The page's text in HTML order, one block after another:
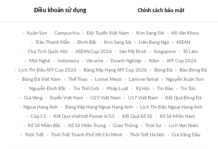
Điều khoản sử dụng Chính sách bảo mật
Xuân Son Campuchia Đội Tuyển Việt Nam Kim Sang-Sik
Hồ Văn Khoa
Trần Thanh Mẫn
Đình Bắc Kim Sang Sik Liên Bang Nga
ASEAN
Chủ Tịch Quốc Hội
ASEAN Cup 2026 Sân Mỹ Đình Singapore
Tô Lâm
Mũi Nghê
Indonesia Ukraine Doanh Nghiệp Năm
AFF Cup 2026
Lịch Thi Đấu AFF Cup 2026
Bảng Xếp Hạng AFF Cup 2026 Bóng Đá
Báo Bóng Đá
Bóng Đá Việt Nam
Thể Thao Lionel Messi Lamine Yamal
Nguyễn Xuân Son
Nguyễn Đình Bắc
Tin Thế Giới Pháp Luật Xã Hội Tin Bão
Tin Tức
Giá Vàng
Tuyển Việt Nam U23 Việt Nam U17 Việt Nam
Kết Quả Bóng Đá
Ngoại Hạng Anh
Bảng Xếp Hạng Ngoại Hạng Anh
Lịch Thi Đấu Ngoại Hạng Anh
Cúp C1
Kết Quả Vietlott Power 6/55 Kết Quả Xổ Số
Xổ Số Miền Nam
Xổ Số Miền Bắc
Xổ Số Miền Trung Giao Thông Thời Sự
Lịch Vạn Niên
Thời Tiết
Thời Tiết Thành Phố Hồ Chí Minh Thời Tiết Hà Nội Giá Xăng Dầu